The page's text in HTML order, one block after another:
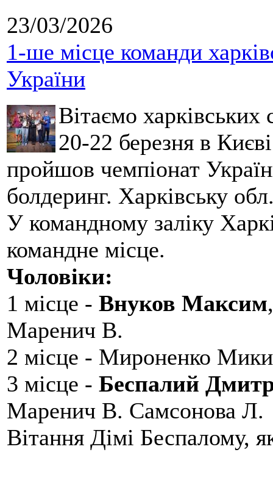
23/03/2026
1-ше місце команди
України
Вітаємо
20-22 березня в
пройшов чемпіонат
болдеринг. Харківську
У командному заліку
командне місце.
Чоловіки:
1 місце - Внуков Максим
Маренич В.
2 місце - Мироненко
3 місце - Беспалий
Маренич В. Самсонова Л.
Вітання Дімі Беспалому,